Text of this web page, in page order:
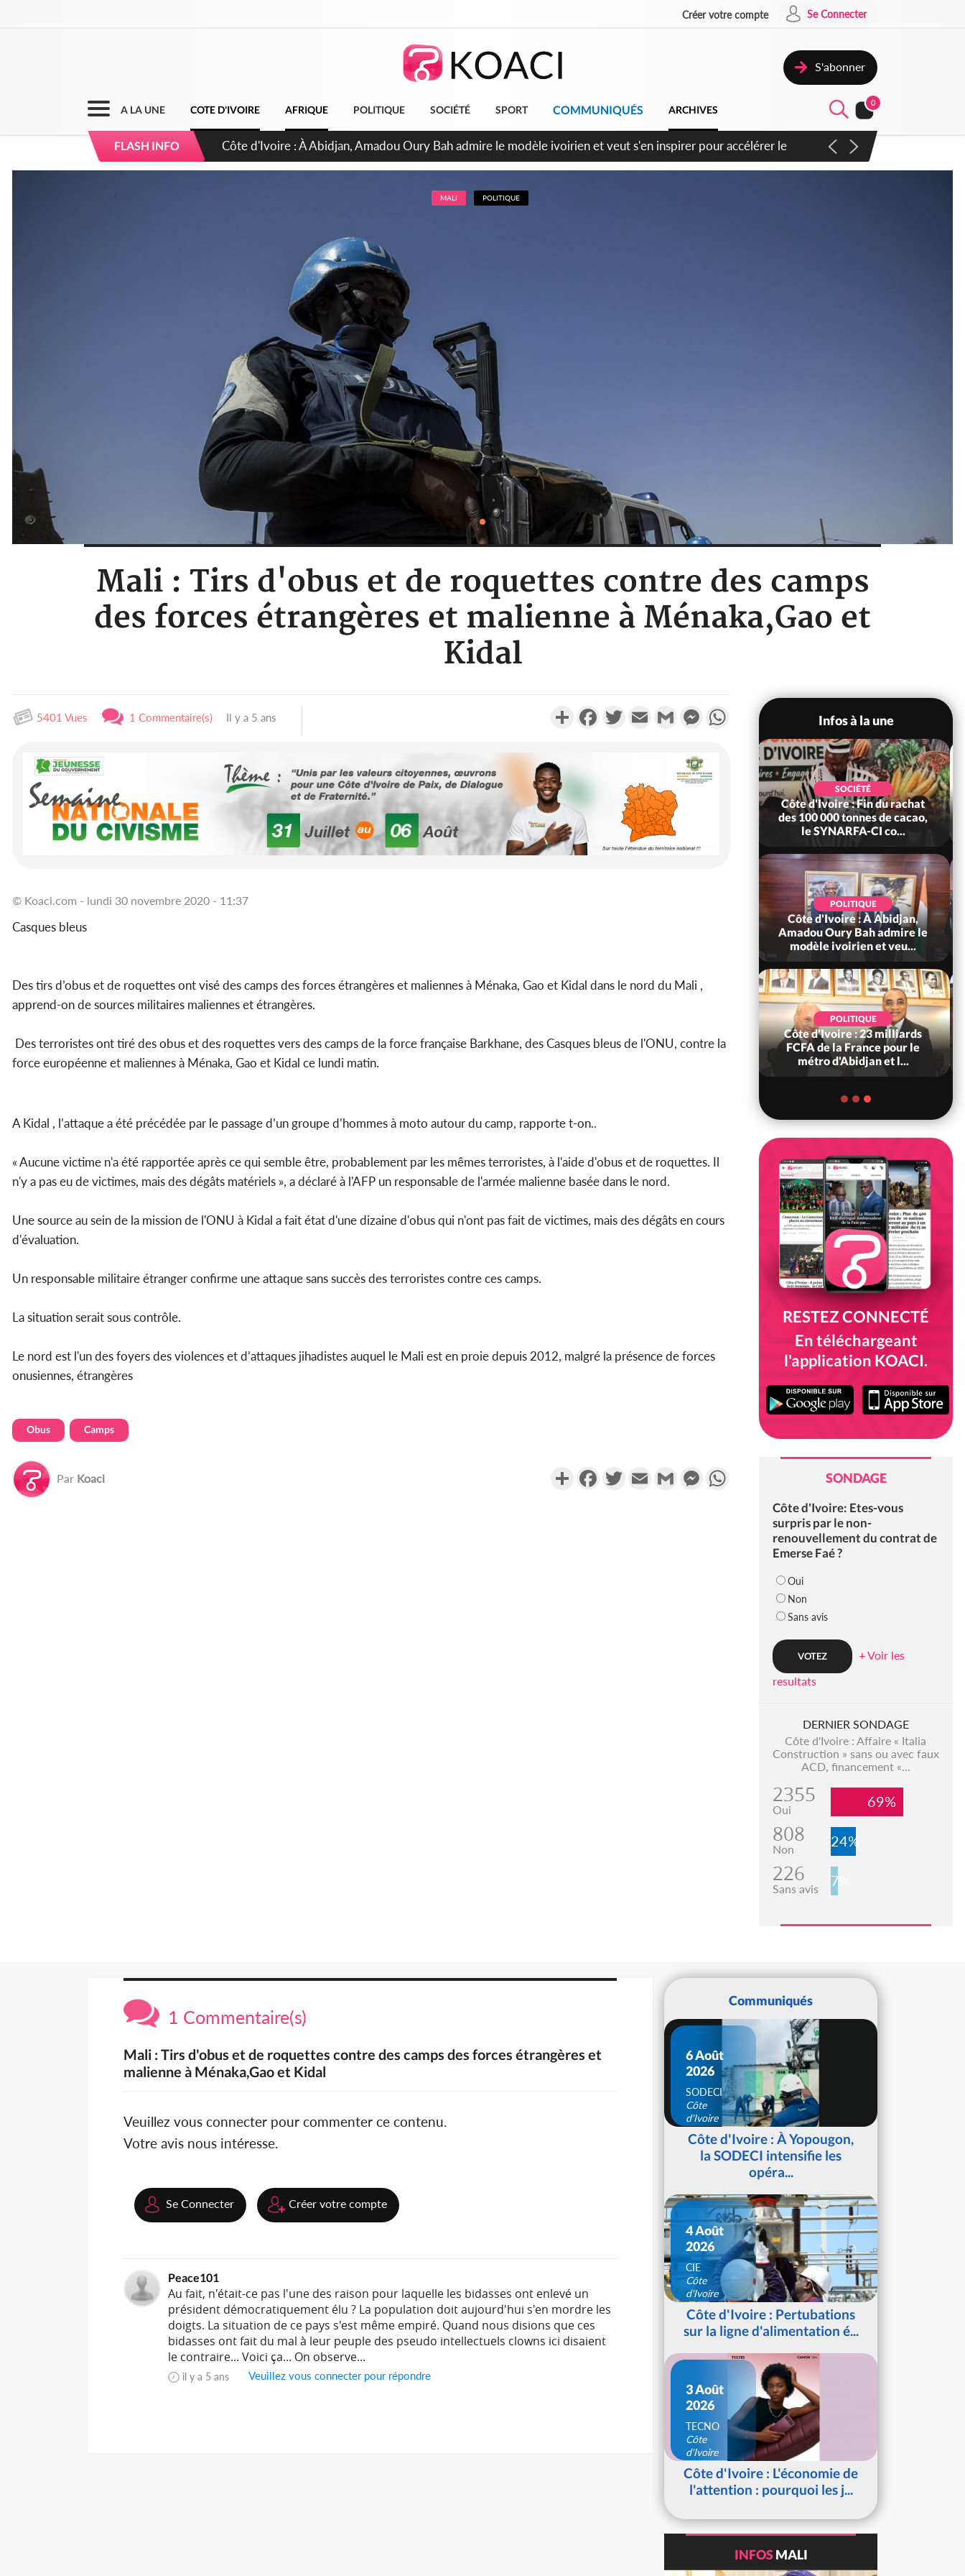
Créer votre compte Se Connecter
S'abonner
A LA UNE COTE D'IVOIRE AFRIQUE POLITIQUE SOCIÉTÉ SPORT COMMUNIQUÉS ARCHIVES
0
FLASH INFO
Côte d'Ivoire : À Abidjan, Amadou Oury Bah admire le modèle ivoirien et veut s'en inspirer pour accélérer le
développement de la Guinée
MALI POLITIQUE
Mali : Tirs d'obus et de roquettes contre des camps
des forces étrangères et malienne à Ménaka,Gao et
Kidal
5401 Vues 1 Commentaire(s) Il y a 5 ans PartagerFacebookTwitterEmail Gmail MessengerWhatsApp
© Koaci.com - lundi 30 novembre 2020 - 11:37
Casques bleus
Des tirs d’obus et de roquettes ont visé des camps des forces étrangères et maliennes à Ménaka, Gao et Kidal dans le nord du Mali ,
apprend-on de sources militaires maliennes et étrangères.
Des terroristes ont tiré des obus et des roquettes vers des camps de la force française Barkhane, des Casques bleus de l'ONU, contre la
force européenne et maliennes à Ménaka, Gao et Kidal ce lundi matin.
A Kidal , l’attaque a été précédée par le passage d’un groupe d’hommes à moto autour du camp, rapporte t-on..
« Aucune victime n'a été rapportée après ce qui semble être, probablement par les mêmes terroristes, à l'aide d'obus et de roquettes. Il
n'y a pas eu de victimes, mais des dégâts matériels », a déclaré à l'AFP un responsable de l'armée malienne basée dans le nord.
Une source au sein de la mission de l'ONU à Kidal a fait état d'une dizaine d'obus qui n'ont pas fait de victimes, mais des dégâts en cours
d'évaluation.
Un responsable militaire étranger confirme une attaque sans succès des terroristes contre ces camps.
La situation serait sous contrôle.
Le nord est l'un des foyers des violences et d’attaques jihadistes auquel le Mali est en proie depuis 2012, malgré la présence de forces
onusiennes, étrangères
Obus Camps
Par Koaci PartagerFacebookTwitterEmail Gmail Messenger
Infos à la une
POLITIQUE
Côte d'Ivoire : Fête nationale,
Alassane Ouattara accorde
la grâce à 4 661...
Mamadou Traoré ex
SOCIÉTÉ
Côte d'Ivoire : Fin du rachat
des 100 000 tonnes de cacao,
le SYNARFA-CI co...
FCFA de la France pour le
SOCIÉTÉ
Côte d'Ivoire : MIRAH, bras
de fer autour de la mutuelle,
le SYNHA-CI saisi...
POLITIQUE
Côte d'Ivoire : Violences
tragiques à Kossandji (Mé)
ayant fait 03 morts, A...
SOCIÉTÉ
Côte d'Ivoire : « On ne veut
pas mourir chez nous », crient
des habitants d...
RESTEZ CONNECTÉ
En téléchargeant
l'application KOACI.
SONDAGE
Côte d'Ivoire: Etes-vous
surpris par le non-
renouvellement du contrat de
Emerse Faé ?
Oui
Non
Sans avis
+ Voir les
resultats
DERNIER SONDAGE
Côte d'Ivoire : Affaire « Italia
Construction » sans ou avec faux
ACD, financement «...
2355
Oui 69%
808
Non 24%
226
Sans avis 7%
1 Commentaire(s)
Mali : Tirs d'obus et de roquettes contre des camps des forces étrangères et
malienne à Ménaka,Gao et Kidal
Veuillez vous connecter pour commenter ce contenu.
Votre avis nous intéresse.
Se Connecter Créer votre compte
Peace101
Au fait, n'était-ce pas l'une des raison pour laquelle les bidasses ont enlevé un
président démocratiquement élu ? La population doit aujourd'hui s'en mordre les
doigts. La situation de ce pays s'est même empiré. Quand nous disions que ces
bidasses ont fait du mal à leur peuple des pseudo intellectuels clowns ici disaient
le contraire... Voici ça... On observe...
il y a 5 ans Veuillez vous connecter pour répondre
Communiqués
6 Août
2026
SODECI
Côte
d'Ivoire
Côte d'Ivoire : À Yopougon,
la SODECI intensifie les
opéra...
4 Août
2026
CIE
Côte
d'Ivoire
Côte d'Ivoire : Pertubations
sur la ligne d'alimentation é...
3 Août
2026
TECNO
Côte
d'Ivoire
Côte d'Ivoire : L'économie de
l'attention : pourquoi les j...
INFOSMALI